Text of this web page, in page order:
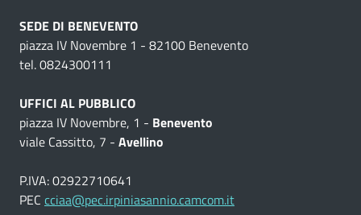
SEDE DI BENEVENTO
piazza IV Novembre 1 - 82100 Benevento
tel. 0824300111
UFFICI AL PUBBLICO
piazza IV Novembre, 1 - Benevento
viale Cassitto, 7 - Avellino
P.IVA: 02922710641
PEC cciaa@pec.irpiniasannio.camcom.it